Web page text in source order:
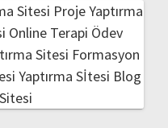
Sitesi Proje Yaptırma
Online Terapi Ödev
Sitesi Formasyon
Yaptırma Sİtesi Blog